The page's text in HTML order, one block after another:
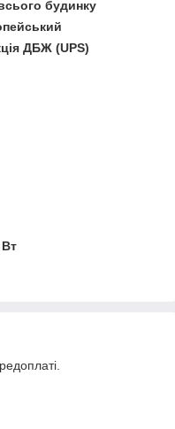
будинку
ДБЖ (UPS)
Вт